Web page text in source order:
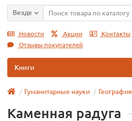
Везде
Новости Акции
Контакты
Отзывы покупателей
Книги
Гуманитарные науки География
Каменная радуга